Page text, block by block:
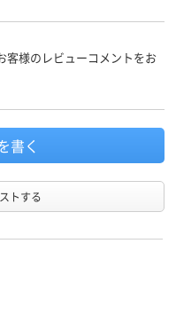
客様のレビューコメントをお
書く
トする